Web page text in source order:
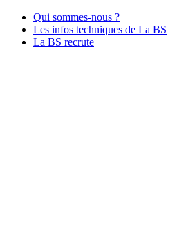
Qui sommes-nous ?
Les infos techniques de La BS
La BS recrute